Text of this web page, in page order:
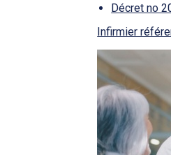
Décret no
Infirmier